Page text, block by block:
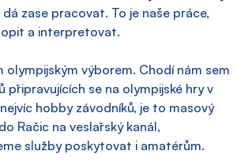
zase pracovat. To je naše práce,
a interpretovat.
výborem. Chodí nám sem
se na olympijské hry v
hobby závodníků, je to masový
Račic na veslařský kanál,
služby poskytovat i amatérům.